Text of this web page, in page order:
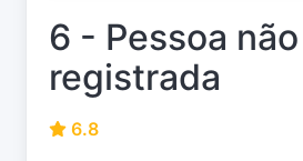
6 - Pessoa não
registrada
6.8